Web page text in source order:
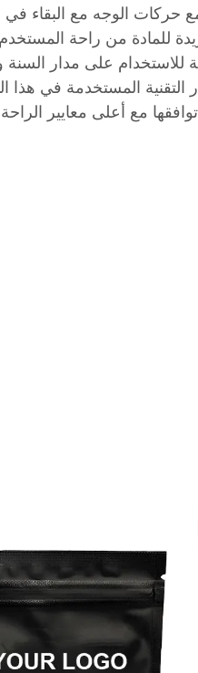
حركات الوجه مع البقاء
للمادة من راحة المستخدم
للاستخدام على مدار
التقنية المستخدمة في هذا
مع أعلى معايير الراحة